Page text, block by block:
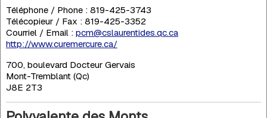
Téléphone / Phone : 819-425-3743
Télécopieur / Fax : 819-425-3352
Courriel / Email : pcm@cslaurentides.qc.ca
http://www.curemercure.ca/
700, boulevard Docteur Gervais
Mont-Tremblant (Qc)
J8E 2T3